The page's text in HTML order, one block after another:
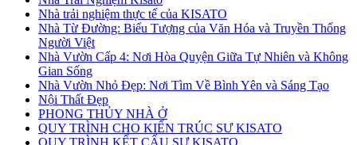
Nhà trải nghiệm thực tế của KISATO
Nhà Từ Đường: Biểu Tượng của Văn Hóa và Truyền Thống
Người Việt
Nhà Vườn Cấp 4: Nơi Hòa Quyện Giữa Tự Nhiên và Không
Gian Sống
Nhà Vườn Nhỏ Đẹp: Nơi Tìm Về Bình Yên và Sáng Tạo
Nội Thất Đẹp
PHONG THỦY NHÀ Ở
QUY TRÌNH CHO KIẾN TRÚC SƯ KISATO
QUY TRÌNH KẾT CẤU SƯ KISATO